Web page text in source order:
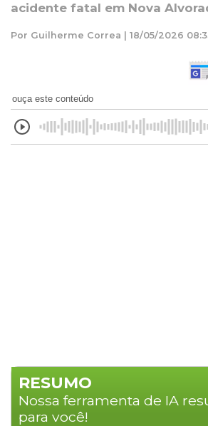
acidente fatal em Nova
Por Guilherme Correa | 18/05/2026
ouça este conteúdo
RESUMO
Nossa ferramenta de IA
para você!